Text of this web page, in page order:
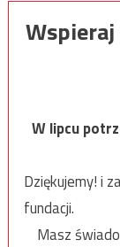
Wspieraj
W lipcu
Dziękujemy! i
fundacji.
Masz